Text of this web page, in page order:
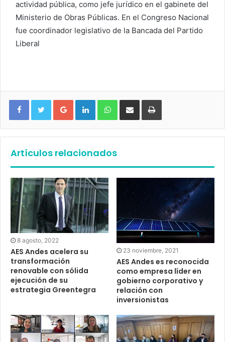
actividad pública, como jefe jurídico en el gabinete del
Ministerio de Obras Públicas. En el Congreso Nacional
fue coordinador legislativo de la Bancada del Partido
Liberal
Google+ LinkedIn WhatsApp
Artículos relacionados
8 agosto, 2022
AES Andes acelera su
transformación
renovable con sólida
ejecución de su
estrategia Greentegra
23 noviembre, 2021
AES Andes es reconocida
como empresa líder en
gobierno corporativo y
relación con
inversionistas